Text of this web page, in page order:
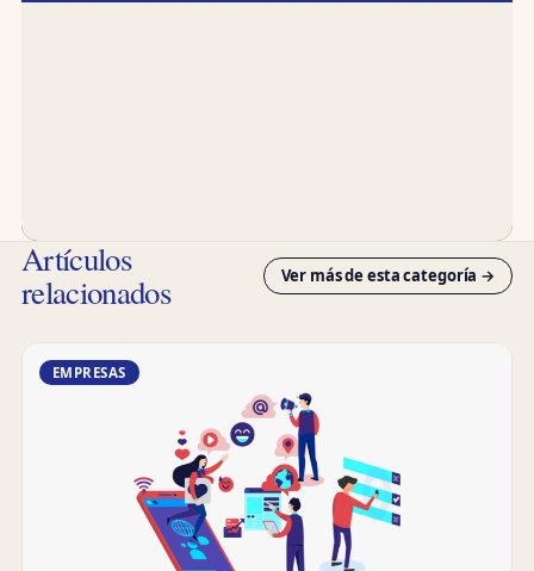
Artículos
relacionados Ver más de esta categoría →
EMPRESAS